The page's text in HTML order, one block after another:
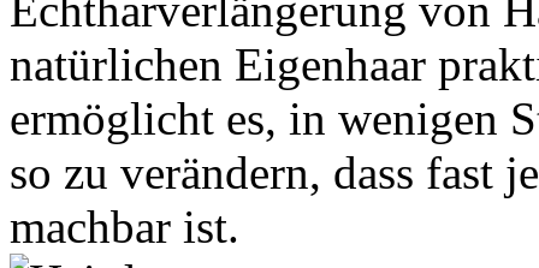
Echtharverlängerung von
natürlichen Eigenhaar
ermöglicht es, in wenigen
so zu verändern, dass fast
machbar ist.